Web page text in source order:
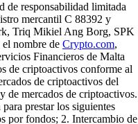
responsabilidad limitada
mercantil C 88392 y
Triq Mikiel Ang Borg, SPK
nombre de Crypto.com,
Financieros de Malta
de criptoactivos conforme al
de criptoactivos del
de mercados de criptoactivos.
prestar los siguientes
por fondos; 2. Intercambio de